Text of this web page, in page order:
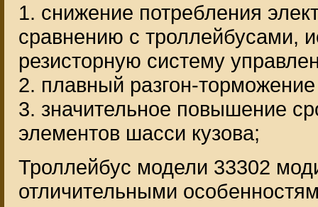
1. снижение потребления
сравнению с троллейбусами,
резисторную систему
2. плавный разгон-
3. значительное повышение
элементов шасси кузова;
Троллейбус модели 33302
отличительными